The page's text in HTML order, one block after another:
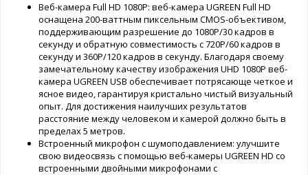
Веб-камера Full HD 1080P: веб-камера UGREEN Full HD
оснащена 200-ваттным пиксельным CMOS-объективом,
поддерживающим разрешение до 1080P/30 кадров в
секунду и обратную совместимость с 720P/60 кадров в
секунду и 360P/120 кадров в секунду. Благодаря своему
замечательному качеству изображения UHD 1080P веб-
камера UGREEN USB обеспечивает потрясающе четкое и
ясное видео, гарантируя кристально чистый визуальный
опыт. Для достижения наилучших результатов
расстояние между человеком и камерой должно быть в
пределах 5 метров.
Встроенный микрофон с шумоподавлением: улучшите
свою видеосвязь с помощью веб-камеры UGREEN HD со
встроенными двойными микрофонами с